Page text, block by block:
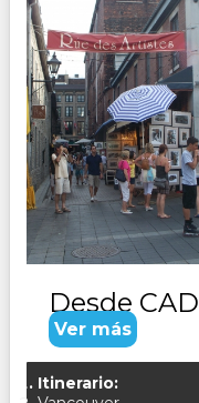
CANADA
VICTORIA-
ALASKA
Duración:
12Días11
Paquete Turistico
Canada,
Alaska, Juneau,
Desde
Ver más
Itinerario: